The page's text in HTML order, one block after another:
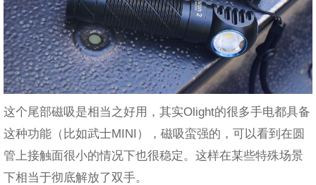
这个尾部磁吸是相当之好用，其实Olight的很多手电都具备
这种功能（比如武士MINI），磁吸蛮强的，可以看到在圆
管上接触面很小的情况下也很稳定。这样在某些特殊场景
下相当于彻底解放了双手。